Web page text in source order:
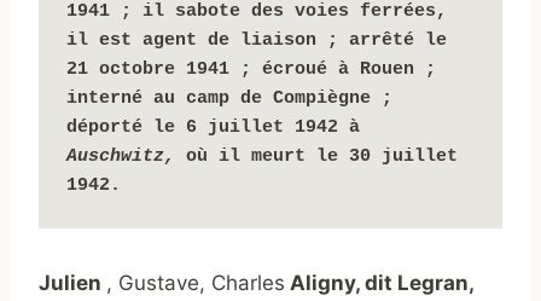
1941 ; il sabote des voies ferrées,
il est agent de liaison ; arrêté le
21 octobre 1941 ; écroué à Rouen ;
interné au camp de Compiègne ;
déporté le 6 juillet 1942 à
Auschwitz, où il meurt le 30 juillet
1942.
Julien , Gustave, Charles Aligny, dit Legran,